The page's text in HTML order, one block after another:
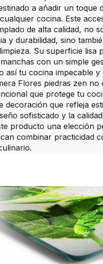
a añadir un toque
cocina. Este
de alta calidad, no
y durabilidad, sino
Su superficie lisa
con un simple
así tu cocina impecable y
Flores piedras zen no
que protege tu
decoración que refleja
sofisticado y la
producto una elección
combinar practicidad